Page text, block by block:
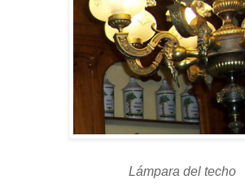
Lámpara del techo